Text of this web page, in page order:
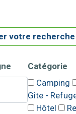
votre recherche
Catégorie
Camping
Gîte -
Hôtel